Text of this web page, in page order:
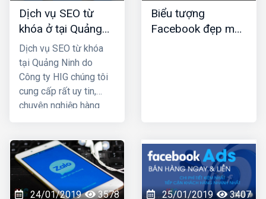
phương thức marketing
truyền thống. HIG là
công ty thiết kế web tại
Nam Định uy tín chuyên
nghiệp được nhiều
khách hàng lựa chọn,
hãy liên hệ ngay với
Dịch vụ SEO từ
khóa ở tại Quảng
Ninh
Dịch vụ SEO từ khóa
tại Quảng Ninh do
Công ty HIG chúng tôi
cung cấp rất uy tin,
chuyên nghiệp hàng
nhiều năm kinh nghiệm
trong lĩnh vực SEO top
Google và đã mang lại
thành công cho rất
Biểu tượng
Facebook đẹp mới
24/01/2019 3578 25/01/2019 3407